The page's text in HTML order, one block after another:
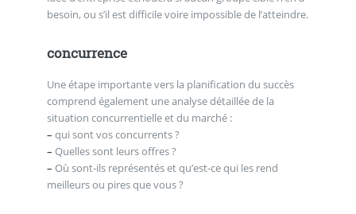
besoin, ou s’il est difficile voire impossible de l’atteindre.
concurrence
Une étape importante vers la planification du succès
comprend également une analyse détaillée de la
situation concurrentielle et du marché :
– qui sont vos concurrents ?
– Quelles sont leurs offres ?
– Où sont-ils représentés et qu’est-ce qui les rend
meilleurs ou pires que vous ?